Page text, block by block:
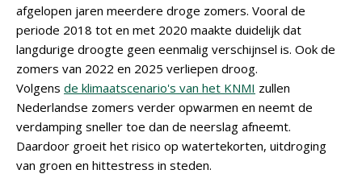
afgelopen jaren meerdere droge zomers. Vooral de
periode 2018 tot en met 2020 maakte duidelijk dat
langdurige droogte geen eenmalig verschijnsel is. Ook de
zomers van 2022 en 2025 verliepen droog.
Volgens de klimaatscenario's van het KNMI zullen
Nederlandse zomers verder opwarmen en neemt de
verdamping sneller toe dan de neerslag afneemt.
Daardoor groeit het risico op watertekorten, uitdroging
van groen en hittestress in steden.